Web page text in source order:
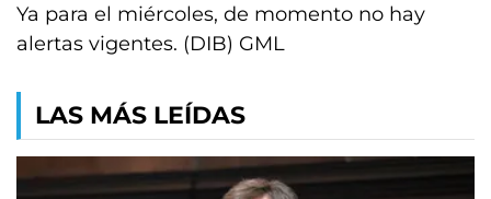
Ya para el miércoles, de momento no hay
alertas vigentes. (DIB) GML
LAS MÁS LEÍDAS